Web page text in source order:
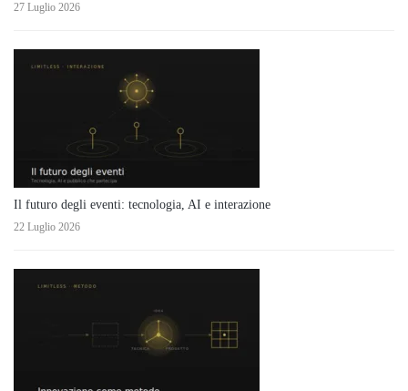
27 Luglio 2026
Il futuro degli eventi: tecnologia, AI e interazione
22 Luglio 2026